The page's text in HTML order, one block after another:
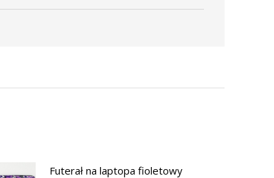
Futerał na laptopa fioletowy